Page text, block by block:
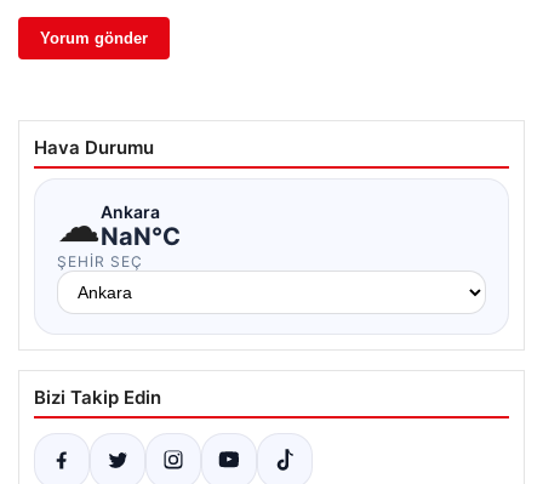
Hava Durumu
☁Ankara
NaN°C
ŞEHIR SEÇ
Bizi Takip Edin